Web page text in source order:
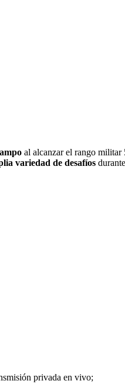
al alcanzar el rango
variedad de desafíos
privada en vivo;